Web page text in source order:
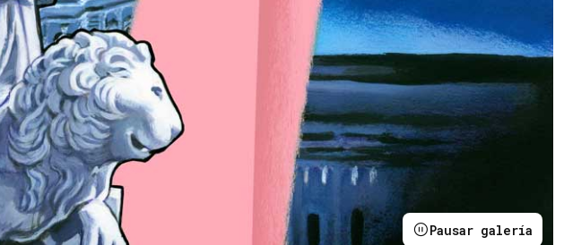
Pausar galería
Isidro - Claustro